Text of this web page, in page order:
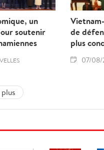
un
soutenir
de
plus
07/